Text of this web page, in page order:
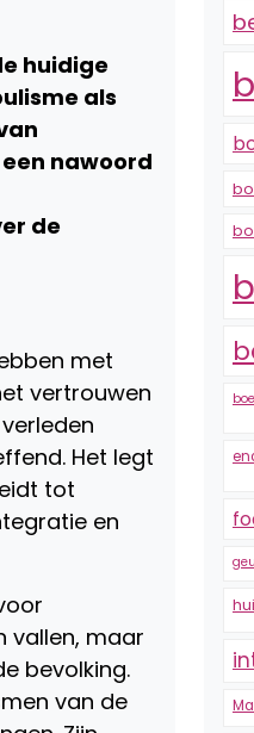
huidige
als
nawoord
de
met
vertrouwen
Het legt
tot
en
vallen, maar
bevolking.
van de